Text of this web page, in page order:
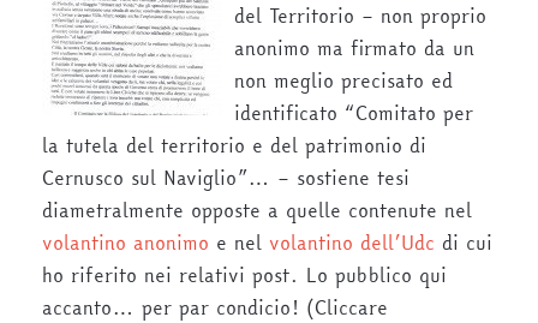
del Territorio – non proprio
anonimo ma firmato da un
non meglio precisato ed
identificato “Comitato per
la tutela del territorio e del patrimonio di
Cernusco sul Naviglio”… – sostiene tesi
diametralmente opposte a quelle contenute nel
volantino anonimo e nel volantino dell’Udc di cui
ho riferito nei relativi post. Lo pubblico qui
accanto… per par condicio! (Cliccare